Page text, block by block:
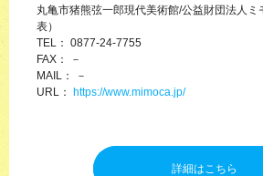
丸亀市猪熊弦一郎現代美術館/公益財団法人ミ
表）
TEL： 0877-24-7755
FAX： －
MAIL： －
URL： https://www.mimoca.jp/
詳細はこちら